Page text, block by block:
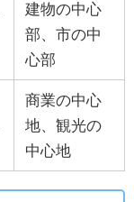
建物の中心
部、市の中
心部
商業の中心
地、観光の
中心地